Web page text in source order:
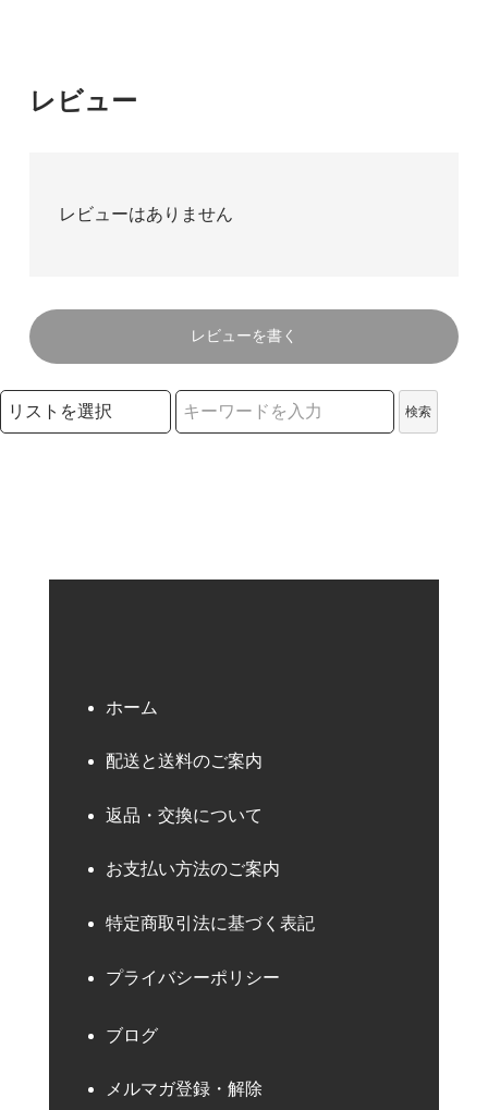
レビュー
レビューはありません
レビューを書く
検索リストの選択
検索
ホーム
配送と送料のご案内
返品・交換について
お支払い方法のご案内
特定商取引法に基づく表記
プライバシーポリシー
ブログ
メルマガ登録・解除